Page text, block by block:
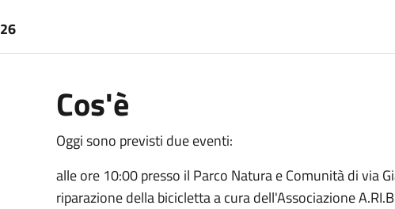
Cos'è
Oggi sono previsti due eventi:
alle ore 10:00 presso il Parco Natura e Comunità di via
riparazione della bicicletta a cura dell'Associazione